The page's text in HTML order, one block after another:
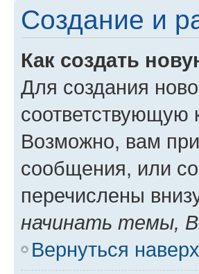
Создание и
Как создать
Для создания
соответствующую
Возможно, вам
сообщения, или
перечислены
начинать темы,
Вернуться наверх